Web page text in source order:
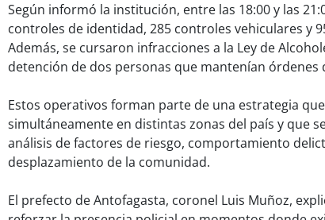
Según informó la institución, entre las 18:00 y las
controles de identidad, 285 controles vehiculares y
Además, se cursaron infracciones a la Ley de
detención de dos personas que mantenían órdenes
Estos operativos forman parte de una estrategia
simultáneamente en distintas zonas del país y que
análisis de factores de riesgo, comportamiento
desplazamiento de la comunidad.
El prefecto de Antofagasta, coronel Luis Muñoz,